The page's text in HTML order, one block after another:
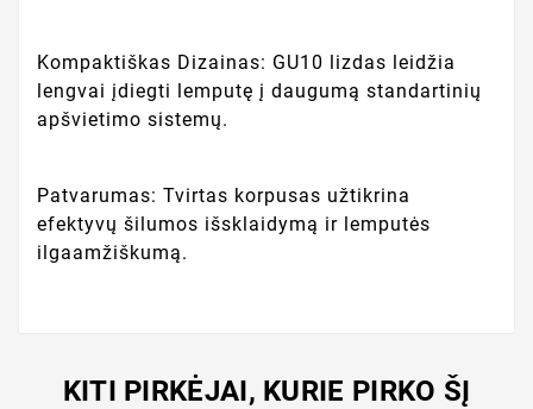
Kompaktiškas Dizainas: GU10 lizdas leidžia
lengvai įdiegti lemputę į daugumą standartinių
apšvietimo sistemų.
Patvarumas: Tvirtas korpusas užtikrina
efektyvų šilumos išsklaidymą ir lemputės
ilgaamžiškumą.
KITI PIRKĖJAI, KURIE PIRKO ŠĮ